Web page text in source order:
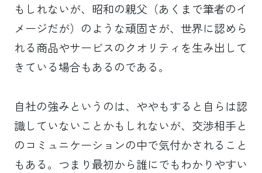
もしれないが、昭和の親父（あくまで筆者のイ
メージだが）のような頑固さが、世界に認めら
れる商品やサービスのクオリティを生み出して
きている場合もあるのである。
自社の強みというのは、ややもすると自らは認
識していないことかもしれないが、交渉相手と
のコミュニケーションの中で気付かされること
もある。つまり最初から誰にでもわかりやすい